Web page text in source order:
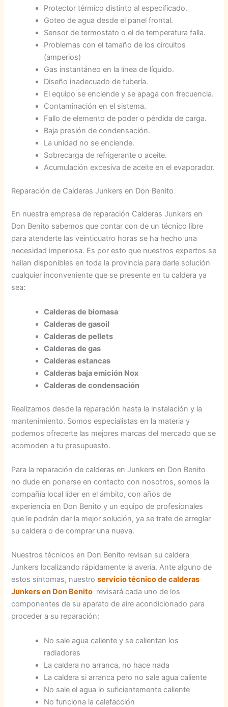
Protector térmico distinto al especificado.
Goteo de agua desde el panel frontal.
Sensor de termostato o el de temperatura falla.
Problemas con el tamaño de los circuitos
(amperios)
Gas instantáneo en la línea de líquido.
Diseño inadecuado de tubería.
El equipo se enciende y se apaga con frecuencia.
Contaminación en el sistema.
Fallo de elemento de poder o pérdida de carga.
Baja presión de condensación.
La unidad no se enciende.
Sobrecarga de refrigerante o aceite.
Acumulación excesiva de aceite en el evaporador.
Reparación de Calderas Junkers en Don Benito
En nuestra empresa de reparación Calderas Junkers en
Don Benito sabemos que contar con de un técnico libre
para atenderte las veinticuatro horas se ha hecho una
necesidad imperiosa. Es por esto que nuestros expertos se
hallan disponibles en toda la provincia para darle solución
cualquier inconveniente que se presente en tu caldera ya
sea:
Calderas de biomasa
Calderas de gasoil
Calderas de pellets
Calderas de gas
Calderas estancas
Calderas baja emición Nox
Calderas de condensación
Realizamos desde la reparación hasta la instalación y la
mantenimiento. Somos especialistas en la materia y
podemos ofrecerte las mejores marcas del mercado que se
acomoden a tu presupuesto.
Para la reparación de calderas en Junkers en Don Benito
no dude en ponerse en contacto con nosotros, somos la
compañía local líder en el ámbito, con años de
experiencia en Don Benito y un equipo de profesionales
que le podrán dar la mejor solución, ya se trate de arreglar
su caldera o de comprar una nueva.
Nuestros técnicos en Don Benito revisan su caldera
Junkers localizando rápidamente la avería. Ante alguno de
estos síntomas, nuestroservicio técnico de calderas
Junkers en Don Benito revisará cada uno de los
componentes de su aparato de aire acondicionado para
proceder a su reparación:
No sale agua caliente y se calientan los
radiadores
La caldera no arranca, no hace nada
La caldera si arranca pero no sale agua caliente
No sale el agua lo suficientemente caliente
No funciona la calefacción